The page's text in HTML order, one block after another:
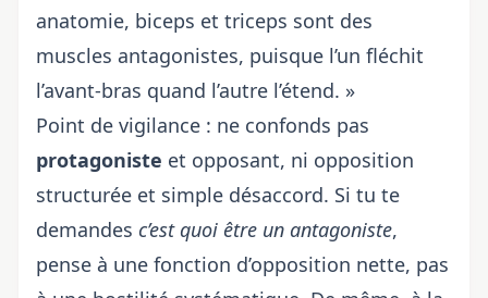
anatomie, biceps et triceps sont des
muscles antagonistes, puisque l’un fléchit
l’avant-bras quand l’autre l’étend. »
Point de vigilance : ne confonds pas
protagoniste et opposant, ni opposition
structurée et simple désaccord. Si tu te
demandes c’est quoi être un antagoniste,
pense à une fonction d’opposition nette, pas